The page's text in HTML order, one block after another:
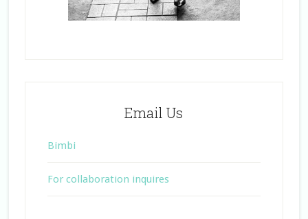
Email Us
Bimbi
For collaboration inquires